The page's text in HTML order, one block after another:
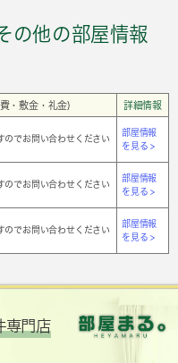
の他の部屋情報
・敷金・礼金) 詳細情報
でお問い合わせください
部屋情報
を見る >
でお問い合わせください
部屋情報
を見る >
でお問い合わせください
部屋情報
を見る >
専門店